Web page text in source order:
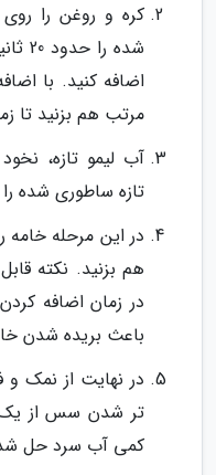
کره و روغن را روی
شده
اضافه کنید. با
مرتب هم بزنید تا
آب لیمو تازه،
تازه ساطوری شده را
در این مرحله خامه
هم بزنید. نکته
در زمان اضافه
باعث بریده شدن
در نهایت از نمک
تر شدن سس از یک
کمی آب سرد حل